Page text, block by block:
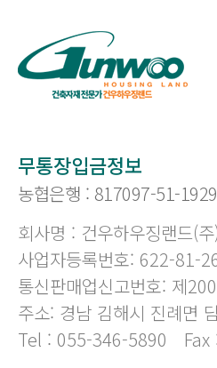
무통장입금정보
농협은행 : 817097-51-
회사명 : 건우하우징랜드(
사업자등록번호: 622-81-
통신판매업신고번호: 제
주소: 경남 김해시 진례면
Tel : 055-346-5890